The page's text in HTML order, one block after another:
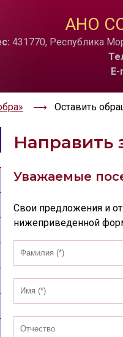
Aa Aa
АНО
431770, Республика
E-
Оставить
Направить
Уважаемые
Свои предложения и
нижеприведенной